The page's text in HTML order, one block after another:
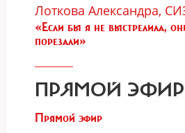
Лоткова Александра,
«Если бы я не выстрелила,
порезали»
ПРЯМОЙ ЭФИР
Прямой эфир